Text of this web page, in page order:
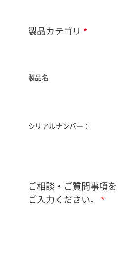
製品カテゴリ
製品名
シリアルナンバー：
ご相談・ご質問事項を
ご入力ください。